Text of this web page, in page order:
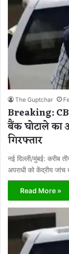
The Guptchar
Breaking:
बैंक घोटाले का
गिरफ्तार
नई दिल्ली/मुंबई: करीब
अपराधी को केंद्रीय जांच
Read More »